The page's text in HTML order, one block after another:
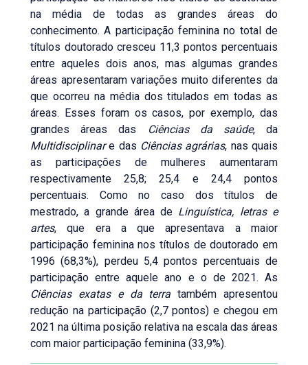
na média de todas as grandes áreas do
conhecimento. A participação feminina no total de
títulos doutorado cresceu 11,3 pontos percentuais
entre aqueles dois anos, mas algumas grandes
áreas apresentaram variações muito diferentes da
que ocorreu na média dos titulados em todas as
áreas. Esses foram os casos, por exemplo, das
grandes áreas das
Ciências da saúde, da
Multidisciplinare das Ciências agrárias, nas quais
as participações de mulheres aumentaram
respectivamente 25,8; 25,4 e 24,4 pontos
percentuais. Como no caso dos títulos de
mestrado, a grande área de Linguística, letras e
artes, que era a que apresentava a maior
participação feminina nos títulos de doutorado em
1996 (68,3%), perdeu 5,4 pontos percentuais de
participação entre aquele ano e o de 2021. As
Ciências exatas e da terra também apresentou
redução na participação (2,7 pontos) e chegou em
2021 na última posição relativa na escala das áreas
com maior participação feminina (33,9%).